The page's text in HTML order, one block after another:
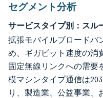
セグメント分析
サービスタイプ別：スル
拡張モバイルブロードバ
め、ギガビット速度の消
固定無線リンクへの需要
模マシンタイプ通信は
り、製造業、公益事業、